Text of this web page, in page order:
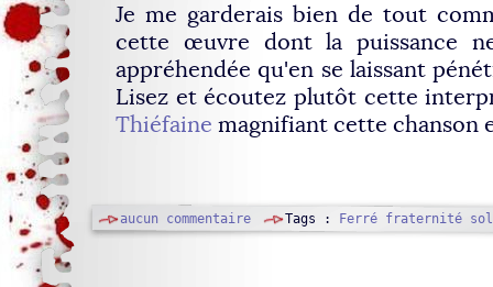
Je me garderais bien de tout
cette œuvre dont la puissance
appréhendée qu'en se laissant
Lisez et écoutez plutôt cette
Thiéfaine magnifiant cette chanson
aucun commentaire Tags : Ferré fraternité